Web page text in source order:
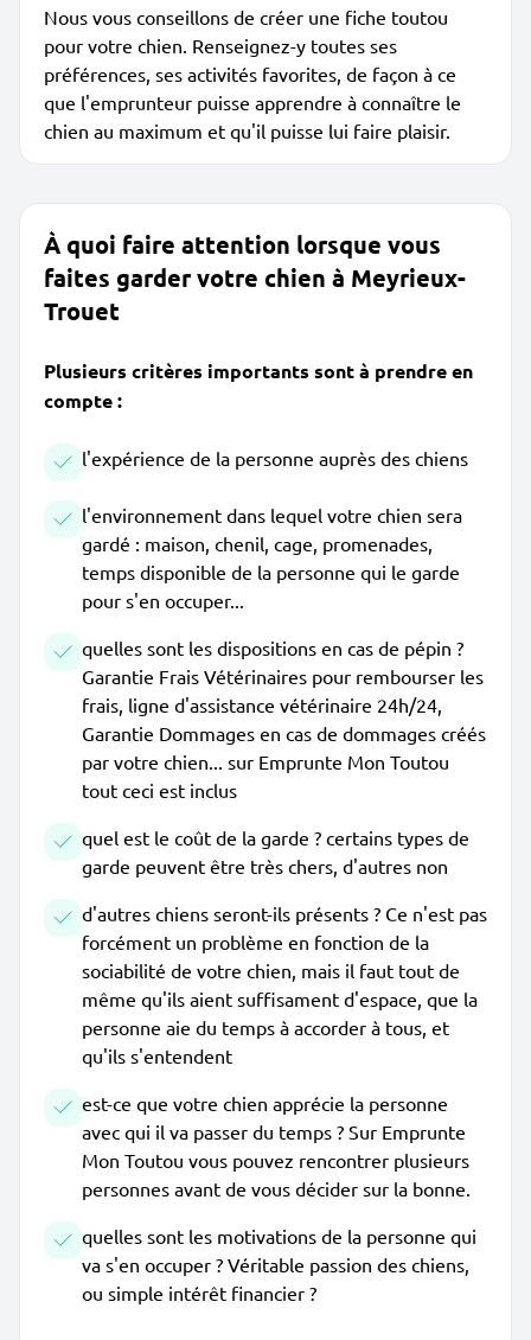
Nous vous conseillons de créer une fiche toutou
pour votre chien. Renseignez-y toutes ses
préférences, ses activités favorites, de façon à ce
que l'emprunteur puisse apprendre à connaître le
chien au maximum et qu'il puisse lui faire plaisir.
À quoi faire attention lorsque vous
faites garder votre chien à Meyrieux-
Trouet
Plusieurs critères importants sont à prendre en
compte :
l'expérience de la personne auprès des chiens
l'environnement dans lequel votre chien sera
gardé : maison, chenil, cage, promenades,
temps disponible de la personne qui le garde
pour s'en occuper...
quelles sont les dispositions en cas de pépin ?
Garantie Frais Vétérinaires pour rembourser les
frais, ligne d'assistance vétérinaire 24h/24,
Garantie Dommages en cas de dommages créés
par votre chien... sur Emprunte Mon Toutou
tout ceci est inclus
quel est le coût de la garde ? certains types de
garde peuvent être très chers, d'autres non
d'autres chiens seront-ils présents ? Ce n'est pas
forcément un problème en fonction de la
sociabilité de votre chien, mais il faut tout de
même qu'ils aient suffisament d'espace, que la
personne aie du temps à accorder à tous, et
qu'ils s'entendent
est-ce que votre chien apprécie la personne
avec qui il va passer du temps ? Sur Emprunte
Mon Toutou vous pouvez rencontrer plusieurs
personnes avant de vous décider sur la bonne.
quelles sont les motivations de la personne qui
va s'en occuper ? Véritable passion des chiens,
ou simple intérêt financier ?